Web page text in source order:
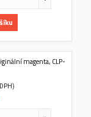
magenta, CLP-